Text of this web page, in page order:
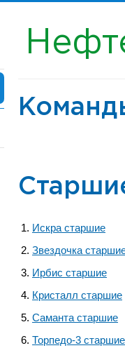
Искра старшие
Звездочка
Ирбис старшие
Кристалл старшие
Саманта старшие
Торпедо-3 старшие